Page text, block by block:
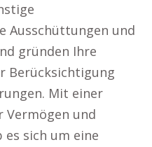
Ausschüttungen und
gründen Ihre
Berücksichtigung
Mit einer
Vermögen und
sich um eine